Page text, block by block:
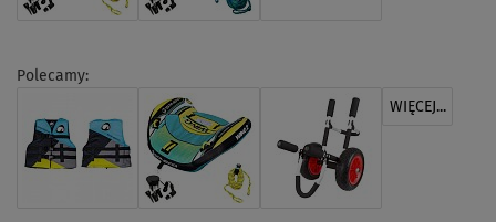
Polecamy:
WIĘCEJ...